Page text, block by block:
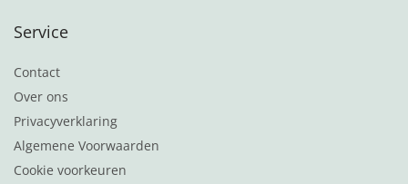
Service
Contact
Over ons
Privacyverklaring
Algemene Voorwaarden
Cookie voorkeuren